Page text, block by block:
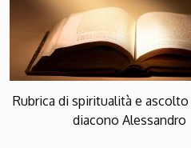
Rubrica di spiritualità e ascolto
diacono Alessandro